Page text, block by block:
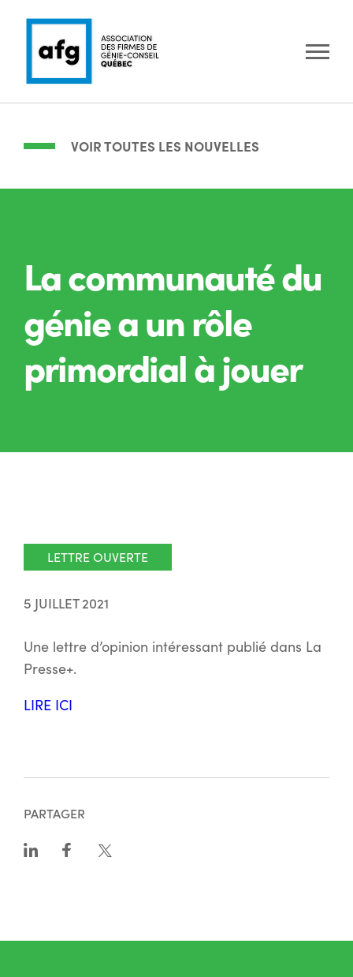
VOIR TOUTES LES NOUVELLES
La communauté du
génie a un rôle
primordial à jouer
LETTRE OUVERTE
5 JUILLET 2021
Une lettre d’opinion intéressant publié dans La
Presse+.
LIRE ICI
PARTAGER